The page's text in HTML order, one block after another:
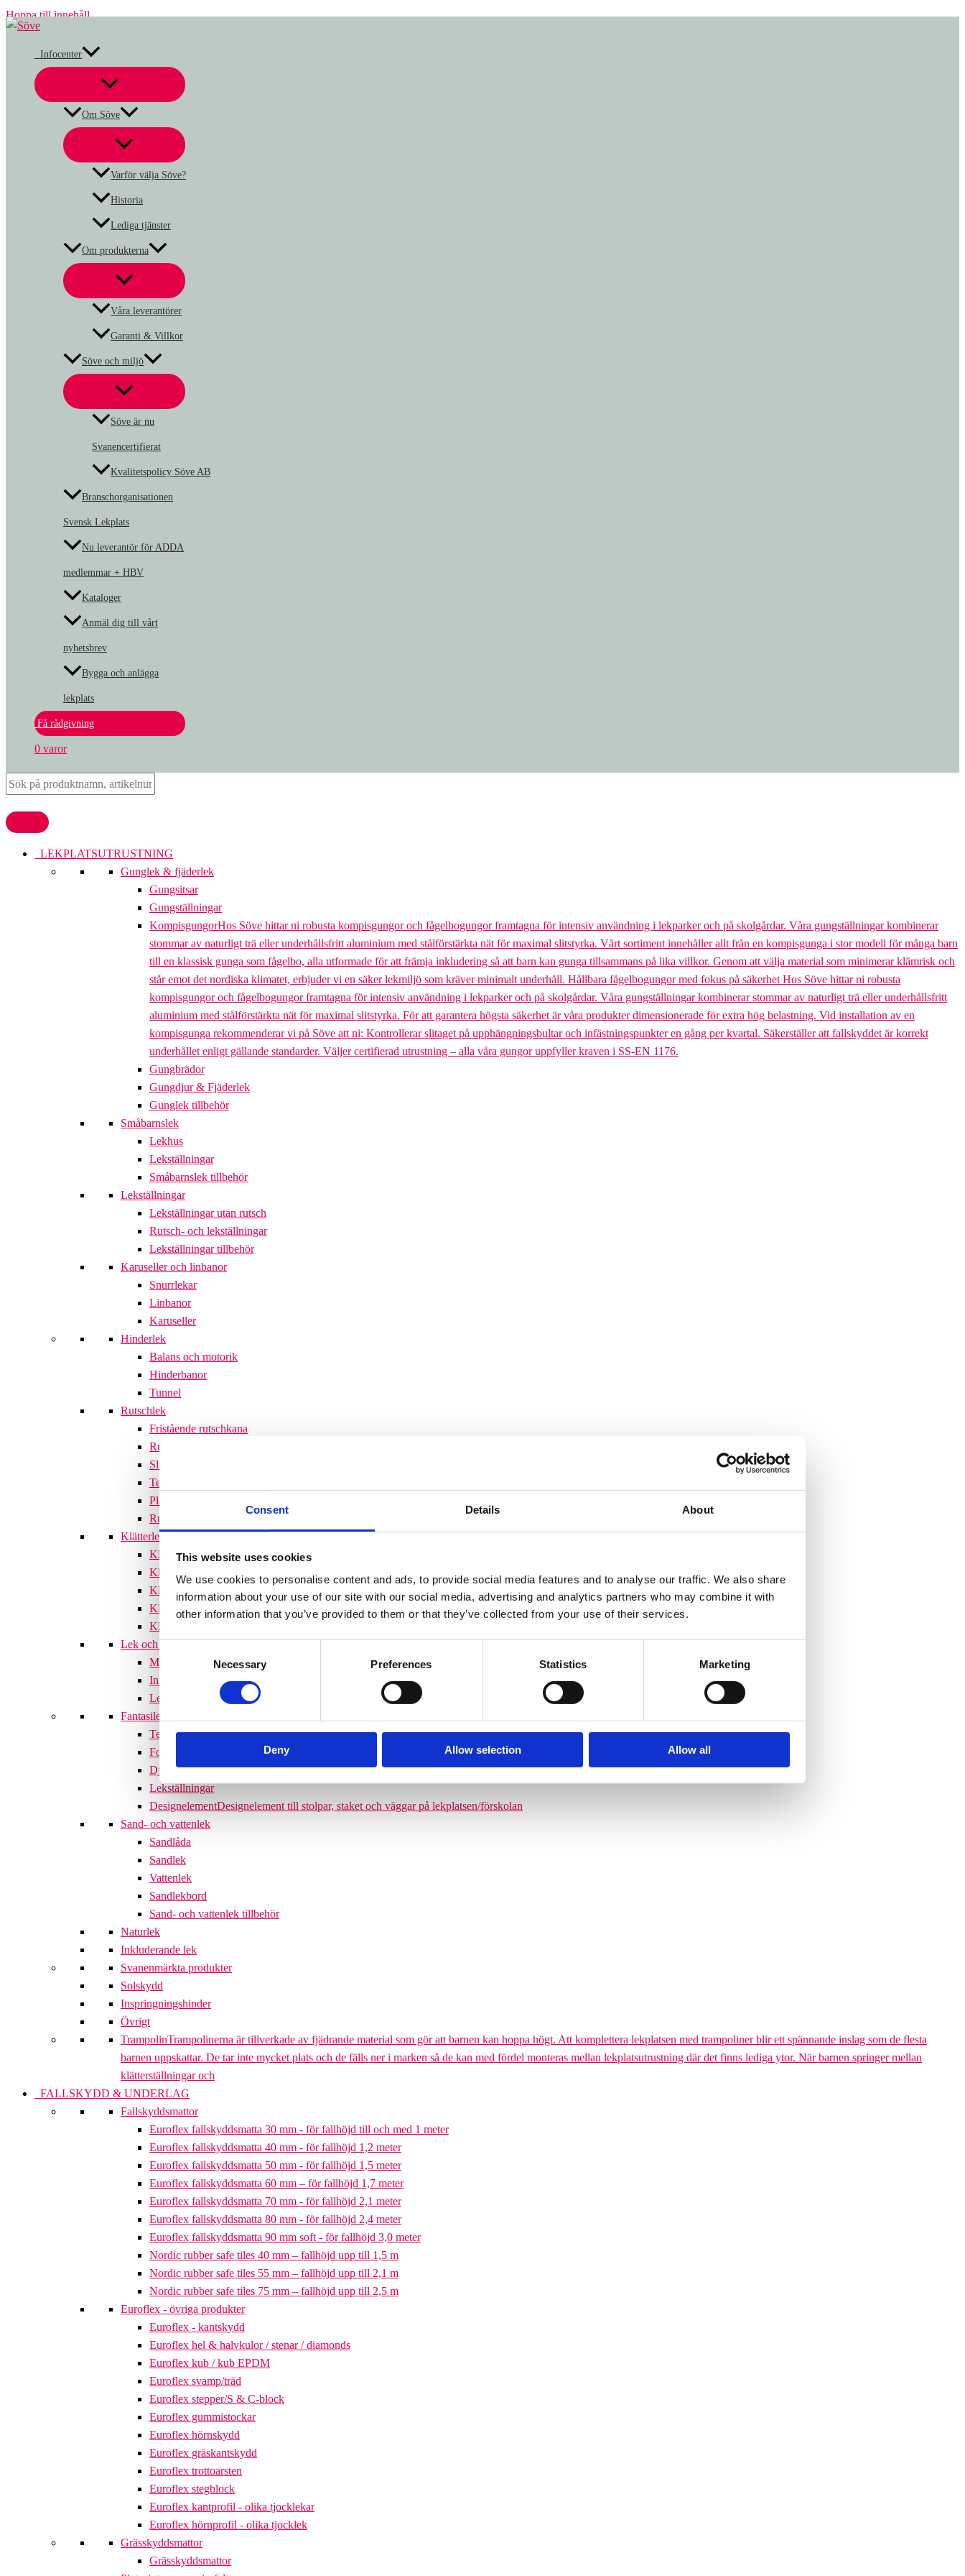
Consent Details About
This website uses cookies
We use cookies to personalise content and ads, to provide social media features and to analyse our traffic. We also share
information about your use of our site with our social media, advertising and analytics partners who may combine it with
other information that you’ve provided to them or that they’ve collected from your use of their services.
Consent
Selection
Necessary Preferences Statistics Marketing
Deny Allow selection Allow all
Hoppa till innehåll
Infocenter
Om Söve
Varför välja Söve?
Historia
Lediga tjänster
Om produkterna
Våra leverantörer
Garanti & Villkor
Söve och miljö
Söve är nu
Svanencertifierat
Kvalitetspolicy Söve AB
Branschorganisationen
Svensk Lekplats
Nu leverantör för ADDA
medlemmar + HBV
Kataloger
Anmäl dig till vårt
nyhetsbrev
Bygga och anlägga
lekplats
Få rådgivning
0 varor
LEKPLATSUTRUSTNING
Gunglek & fjäderlek
Gungsitsar
Gungställningar
KompisgungorHos Söve hittar ni robusta kompisgungor och fågelbogungor framtagna för intensiv användning i lekparker och på skolgårdar. Våra gungställningar kombinerar
stommar av naturligt trä eller underhållsfritt aluminium med stålförstärkta nät för maximal slitstyrka. Vårt sortiment innehåller allt från en kompisgunga i stor modell för många barn
till en klassisk gunga som fågelbo, alla utformade för att främja inkludering så att barn kan gunga tillsammans på lika villkor. Genom att välja material som minimerar klämrisk och
står emot det nordiska klimatet, erbjuder vi en säker lekmiljö som kräver minimalt underhåll. Hållbara fågelbogungor med fokus på säkerhet Hos Söve hittar ni robusta
kompisgungor och fågelbogungor framtagna för intensiv användning i lekparker och på skolgårdar. Våra gungställningar kombinerar stommar av naturligt trä eller underhållsfritt
aluminium med stålförstärkta nät för maximal slitstyrka. För att garantera högsta säkerhet är våra produkter dimensionerade för extra hög belastning. Vid installation av en
kompisgunga rekommenderar vi på Söve att ni: Kontrollerar slitaget på upphängningsbultar och infästningspunkter en gång per kvartal. Säkerställer att fallskyddet är korrekt
underhållet enligt gällande standarder. Väljer certifierad utrustning – alla våra gungor uppfyller kraven i SS-EN 1176.
Gungbrädor
Gungdjur & Fjäderlek
Gunglek tillbehör
Småbarnslek
Lekhus
Lekställningar
Småbarnslek tillbehör
Lekställningar
Lekställningar utan rutsch
Rutsch- och lekställningar
Lekställningar tillbehör
Karuseller och linbanor
Snurrlekar
Linbanor
Karuseller
Hinderlek
Balans och motorik
Hinderbanor
Tunnel
Rutschlek
Fristående rutschkana
Rutschkanor till lekställningar
Släntrutschkana
Terrängtrappor
Plattformar
Rutschlek tillbehör
Klätterlek
Klätterställningar
Klätterställning med rutschkana
Klätternät
Klätterpyramid Söves klätterpyramider finns i flera storlekar, från tre meters höjd upp till den 6,5 meter höga Climbing pyramid 650. Läs mer...
Klätterlek tillbehör
Lek och Lär
MatematikprodukterHär finner du produkter där man kan förena leken med matematikutmaningar
Interaktiv lek
Lekpaneler, aktivitetsväggar och spel
Fantasilek
Temalekplats
Fordon
Djur
Lekställningar
DesignelementDesignelement till stolpar, staket och väggar på lekplatsen/förskolan
Sand- och vattenlek
Sandlåda
Sandlek
Vattenlek
Sandlekbord
Sand- och vattenlek tillbehör
Naturlek
Inkluderande lek
Svanenmärkta produkter
Solskydd
Inspringningshinder
Övrigt
TrampolinTrampolinerna är tillverkade av fjädrande material som gör att barnen kan hoppa högt. Att komplettera lekplatsen med trampoliner blir ett spännande inslag som de flesta
barnen uppskattar. De tar inte mycket plats och de fälls ner i marken så de kan med fördel monteras mellan lekplatsutrustning där det finns lediga ytor. När barnen springer mellan
klätterställningar och
FALLSKYDD & UNDERLAG
Fallskyddsmattor
Euroflex fallskyddsmatta 30 mm - för fallhöjd till och med 1 meter
Euroflex fallskyddsmatta 40 mm - för fallhöjd 1,2 meter
Euroflex fallskyddsmatta 50 mm - för fallhöjd 1,5 meter
Euroflex fallskyddsmatta 60 mm – för fallhöjd 1,7 meter
Euroflex fallskyddsmatta 70 mm - för fallhöjd 2,1 meter
Euroflex fallskyddsmatta 80 mm - för fallhöjd 2,4 meter
Euroflex fallskyddsmatta 90 mm soft - för fallhöjd 3,0 meter
Nordic rubber safe tiles 40 mm – fallhöjd upp till 1,5 m
Nordic rubber safe tiles 55 mm – fallhöjd upp till 2,1 m
Nordic rubber safe tiles 75 mm – fallhöjd upp till 2,5 m
Euroflex - övriga produkter
Euroflex - kantskydd
Euroflex hel & halvkulor / stenar / diamonds
Euroflex kub / kub EPDM
Euroflex svamp/träd
Euroflex stepper/S & C-block
Euroflex gummistockar
Euroflex hörnskydd
Euroflex gräskantskydd
Euroflex trottoarsten
Euroflex stegblock
Euroflex kantprofil - olika tjocklekar
Euroflex hörnprofil - olika tjocklek
Grässkyddsmattor
Grässkyddsmattor